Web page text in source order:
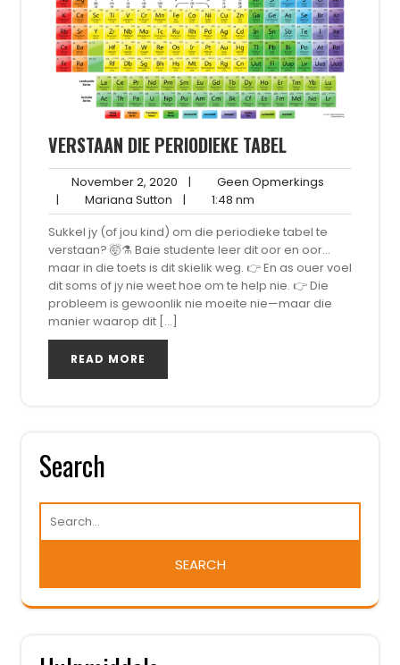
VERSTAAN DIE PERIODIEKE TABEL
November 2, 2020 November
2,
2020
| Geen Opmerkings
| Mariana Sutton Mariana
Sutton
| 1:48 nm
nm
Sukkel jy (of jou kind) om die periodieke tabel te
verstaan? 🤯⚗️ Baie studente leer dit oor en oor…
maar in die toets is dit skielik weg. 👉 En as ouer voel
dit soms of jy nie weet hoe om te help nie. 👉 Die
probleem is gewoonlik nie moeite nie—maar die
manier waarop dit […]
READ MORE
Search